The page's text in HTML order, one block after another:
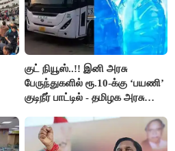
குட் நியூஸ்..!! இனி அரசு
பேருந்துகளில் ரூ.10-க்கு ‘பயணி’
குடிநீர் பாட்டில் - தமிழக அரசு